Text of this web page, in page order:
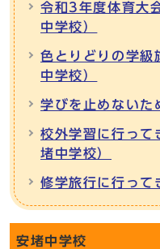
令和3年度体育大
中学校）
色とりどりの学級
中学校）
学びを止めないた
校外学習に行っ
堵中学校）
修学旅行に行って
安堵中学校